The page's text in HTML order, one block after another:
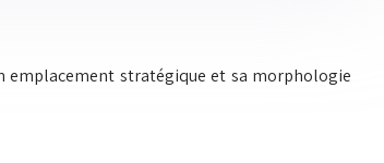
emplacement stratégique et sa morphologie